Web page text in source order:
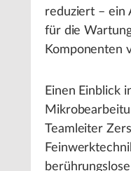
reduziert – ein
für die
Komponenten
Einen Einblick
Teamleiter